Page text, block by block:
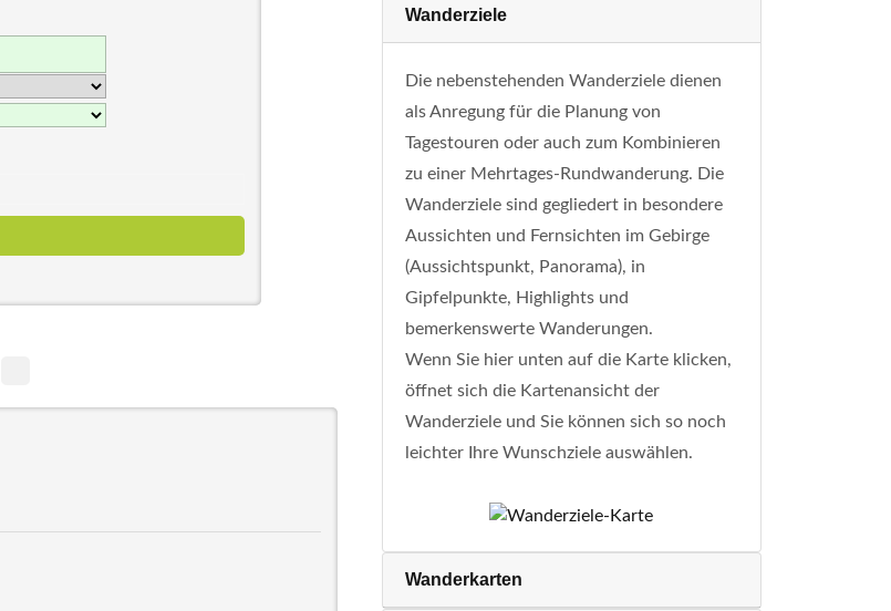
Wanderziele
Die nebenstehenden Wanderziele dienen
als Anregung für die Planung von
Tagestouren oder auch zum Kombinieren
zu einer Mehrtages-Rundwanderung. Die
Wanderziele sind gegliedert in besondere
Aussichten und Fernsichten im Gebirge
(Aussichtspunkt, Panorama), in
Gipfelpunkte, Highlights und
bemerkenswerte Wanderungen.
Wenn Sie hier unten auf die Karte klicken,
öffnet sich die Kartenansicht der
Wanderziele und Sie können sich so noch
leichter Ihre Wunschziele auswählen.
Wanderkarten